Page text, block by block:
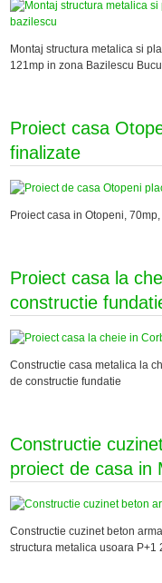
Montaj structura metalica si
121mp in zona Bazilescu
Proiect casa
finalizate
Proiect casa in Otopeni,
Proiect casa la
constructie
Constructie casa metalica la
de constructie fundatie
Constructie
proiect de casa in
Constructie cuzinet beton
structura metalica usoara P+1